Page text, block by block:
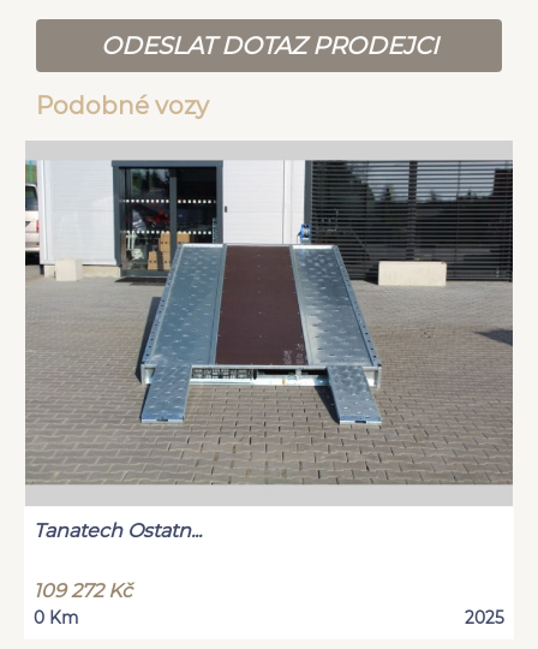
ODESLAT DOTAZ PRODEJCI
Podobné vozy
Tanatech Ostatn...
109 272 Kč
0 Km 2025